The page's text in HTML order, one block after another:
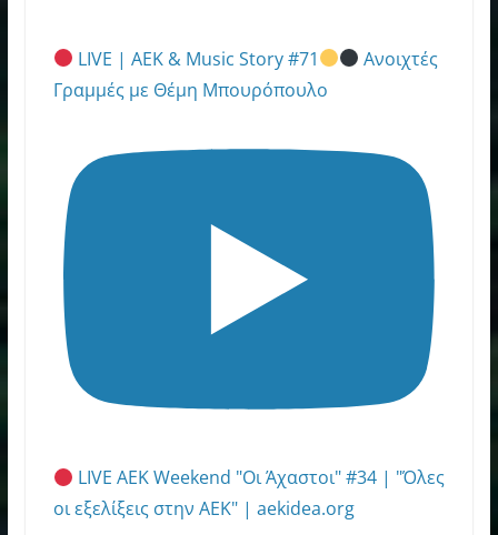
LIVE | ΑΕΚ & Music Story #71
Ανοιχτές
Γραμμές με Θέμη Μπουρόπουλο
LIVE AEK Weekend "Οι Άχαστοι" #34 | "Όλες
οι εξελίξεις στην ΑΕΚ" | aekidea.org